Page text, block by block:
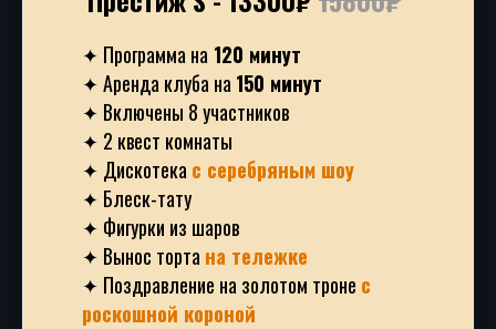
✦ Программа на 120 минут
✦ Аренда клуба на 150 минут
✦ Включены 8 участников
✦ 2 квест комнаты
✦ Дискотека с серебряным шоу
✦ Блеск-тату
✦ Фигурки из шаров
✦ Вынос торта на тележке
✦ Поздравление на золотом троне с
роскошной короной